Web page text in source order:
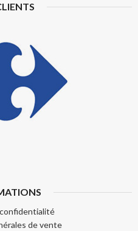
de vente